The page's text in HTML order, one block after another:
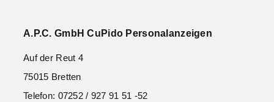
A.P.C. Gmb H CuPido Personalanzeigen
Auf der Reut 4
75015 Bretten
Telefon: 07252 / 927 91 51 -52